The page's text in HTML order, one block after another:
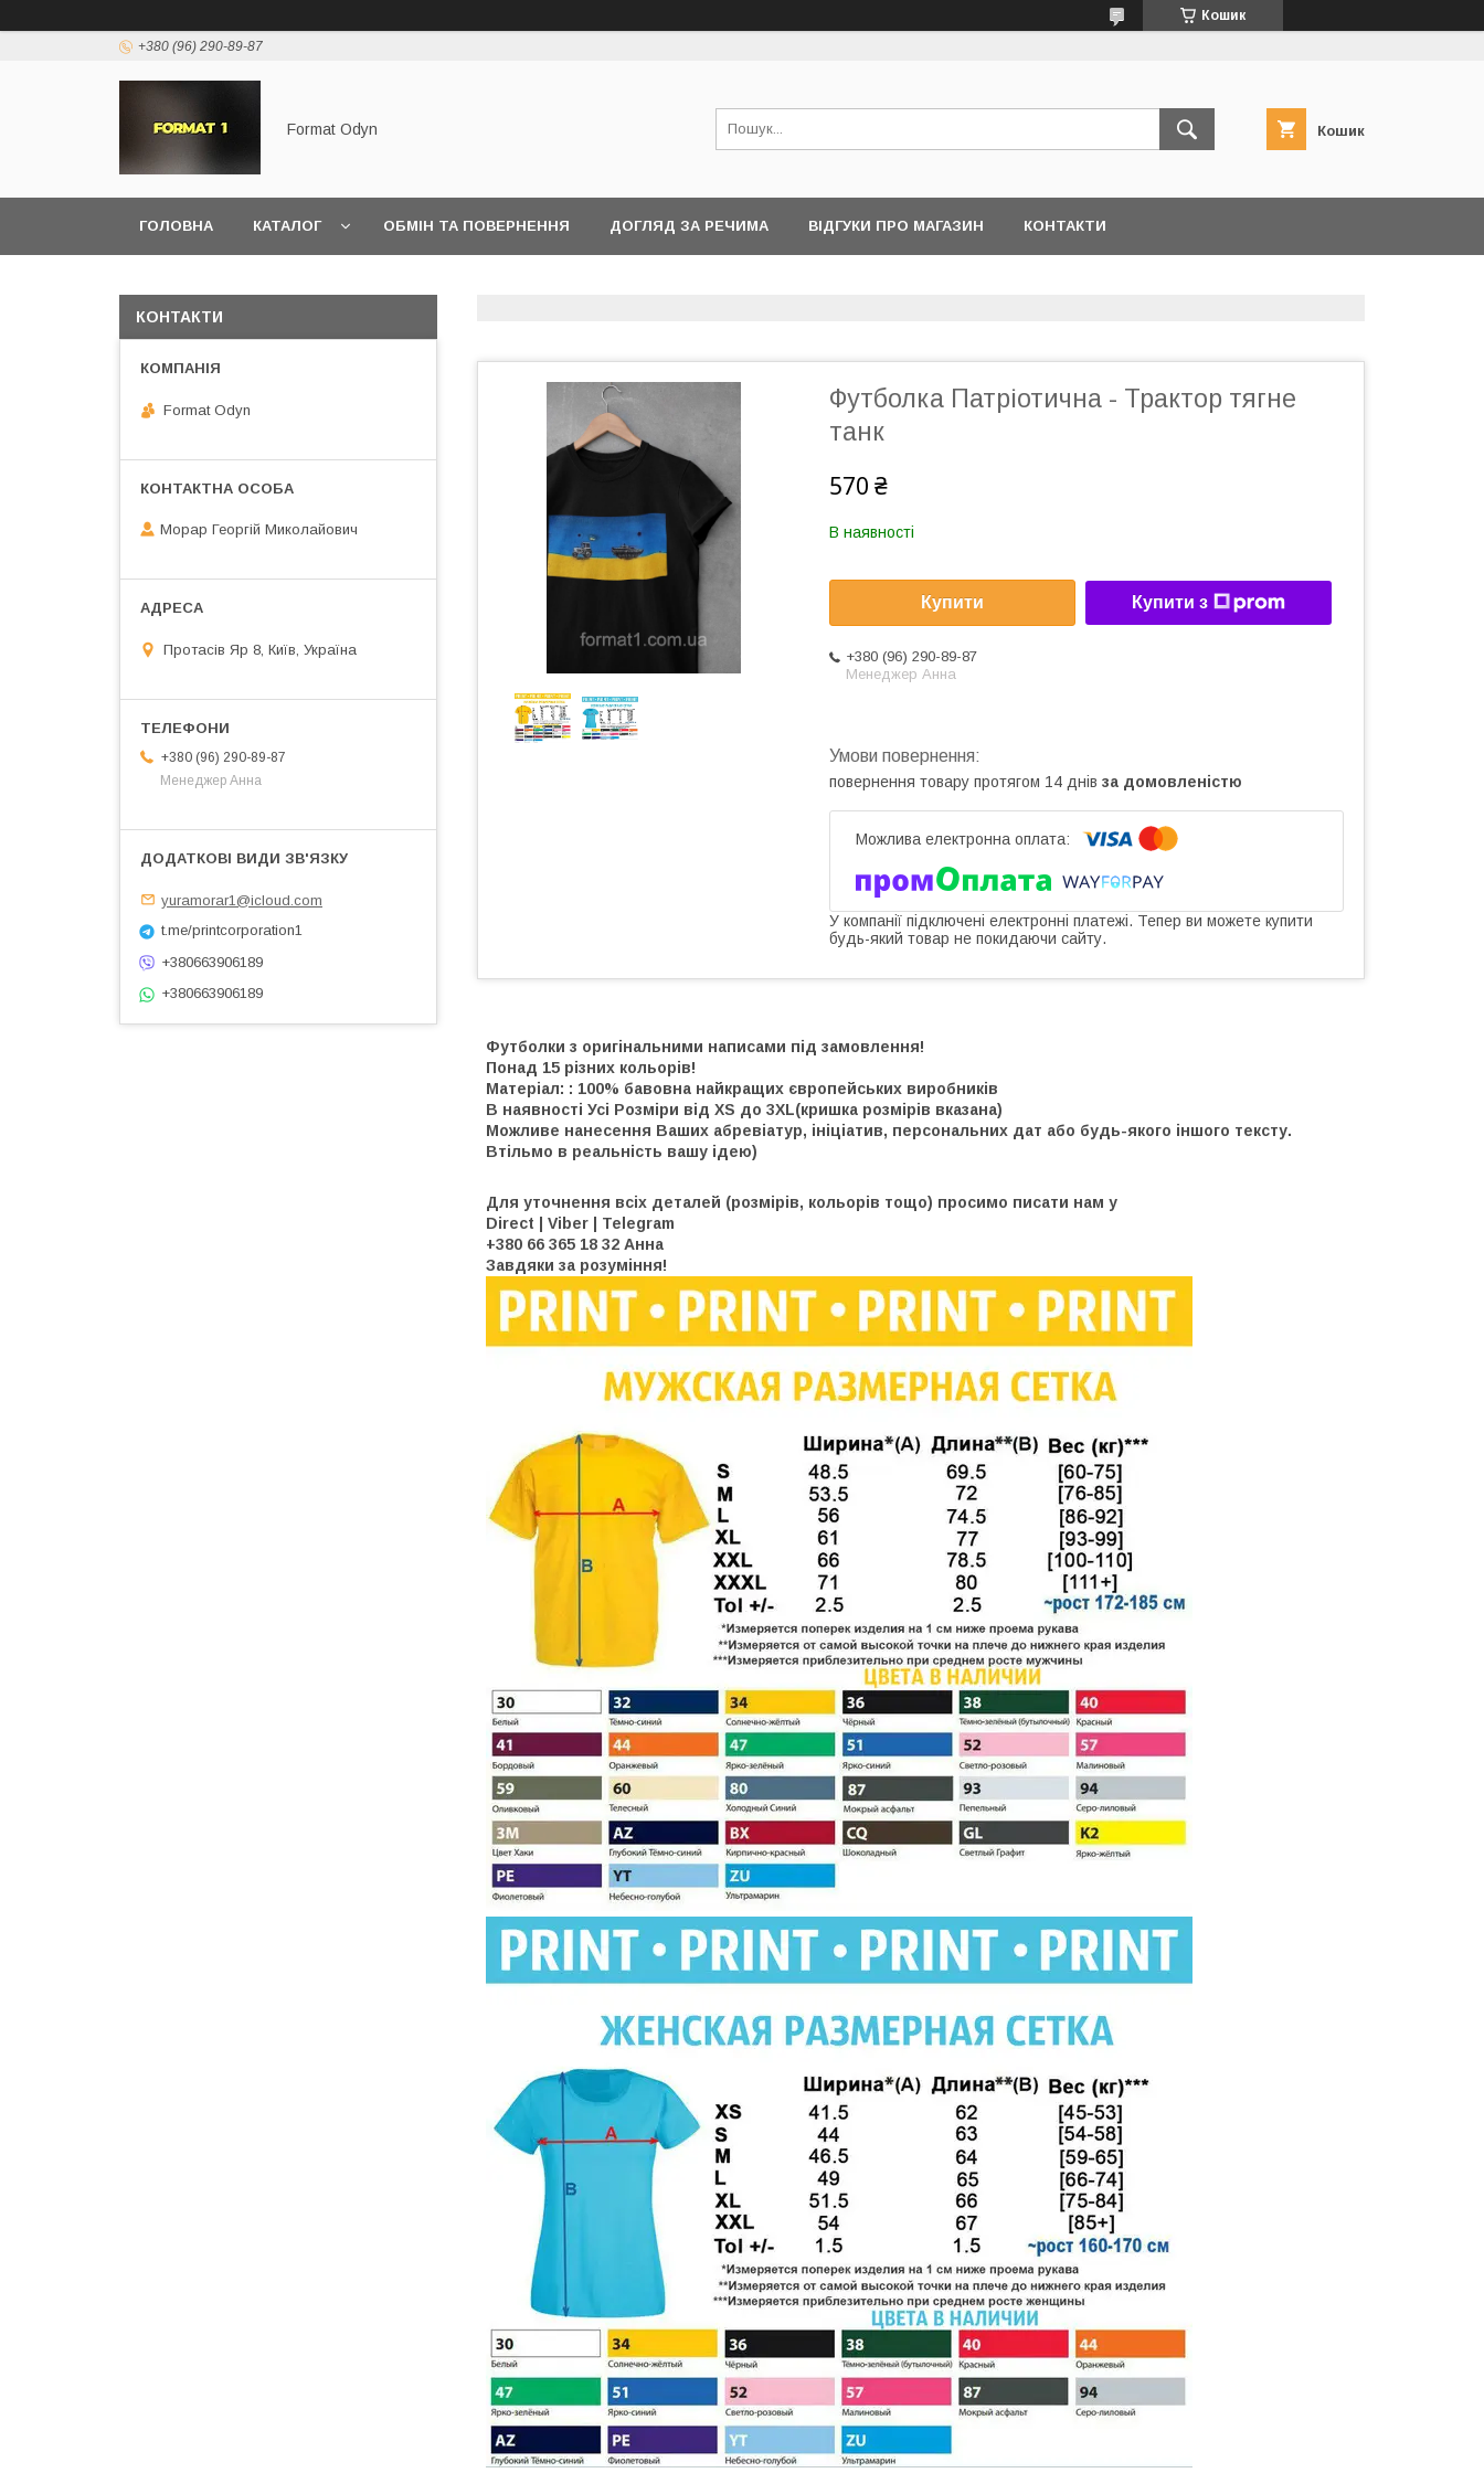
Кошик
+380 (96) 290-89-87
Format Odyn Кошик
ГОЛОВНА КАТАЛОГ ОБМІН ТА ПОВЕРНЕННЯ ДОГЛЯД ЗА РЕЧИМА ВІДГУКИ ПРО МАГАЗИН КОНТАКТИ
Футболка Патріотична - Трактор тягне
танк
570 ₴
В наявності
Купити Купити з
+380 (96) 290-89-87
Менеджер Анна
повернення товару протягом 14 днів за домовленістю
У компанії підключені електронні платежі. Тепер ви можете купити
будь-який товар не покидаючи сайту.
Футболки з оригінальними написами під замовлення!
Понад 15 різних кольорів!
Матеріал: : 100% бавовна найкращих європейських виробників
В наявності Усі Розміри від XS до 3XL(кришка розмірів вказана)
Можливе нанесення Ваших абревіатур, ініціатив, персональних дат або будь-якого іншого тексту.
Втільмо в реальність вашу ідею)
Для уточнення всіх деталей (розмірів, кольорів тощо) просимо писати нам у
Direct | Viber | Telegram
+380 66 365 18 32 Анна
Завдяки за розуміння!
КОНТАКТИ
Format Odyn
Морар Георгій Миколайович
Протасів Яр 8, Київ, Україна
+380 (96) 290-89-87
Менеджер Анна
yuramorar1@icloud.com
t.me/printcorporation1
+380663906189
+380663906189